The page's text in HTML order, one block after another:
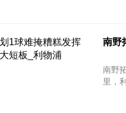
南野
南野拓实
里，